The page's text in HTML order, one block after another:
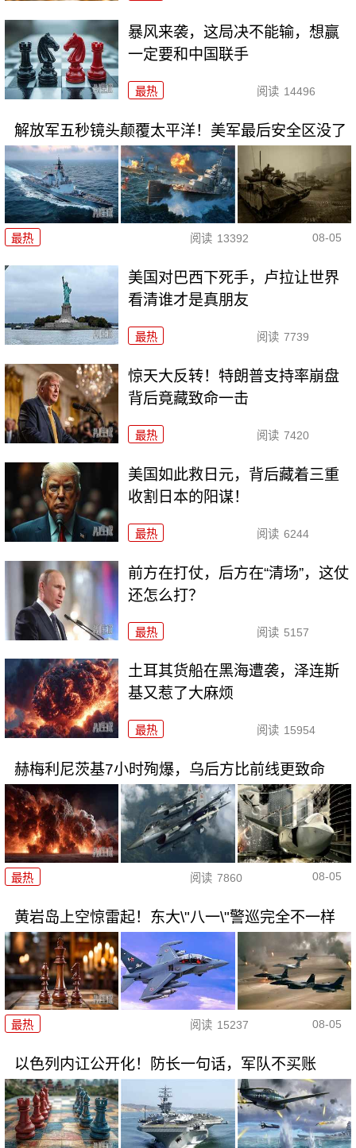
暴风来袭，这局决不能输，想赢
一定要和中国联手
最热 阅读 14496
解放军五秒镜头颠覆太平洋！美军最后安全区没了
最热 阅读 13392 08-05
美国对巴西下死手，卢拉让世界
看清谁才是真朋友
最热 阅读 7739
惊天大反转！特朗普支持率崩盘
背后竟藏致命一击
最热 阅读 7420
美国如此救日元，背后藏着三重
收割日本的阳谋！
最热 阅读 6244
前方在打仗，后方在“清场”，这仗
还怎么打？
最热 阅读 5157
土耳其货船在黑海遭袭，泽连斯
基又惹了大麻烦
最热 阅读 15954
赫梅利尼茨基7小时殉爆，乌后方比前线更致命
最热 阅读 7860 08-05
黄岩岛上空惊雷起！东大\"八一\"警巡完全不一样
最热 阅读 15237 08-05
以色列内讧公开化！防长一句话，军队不买账